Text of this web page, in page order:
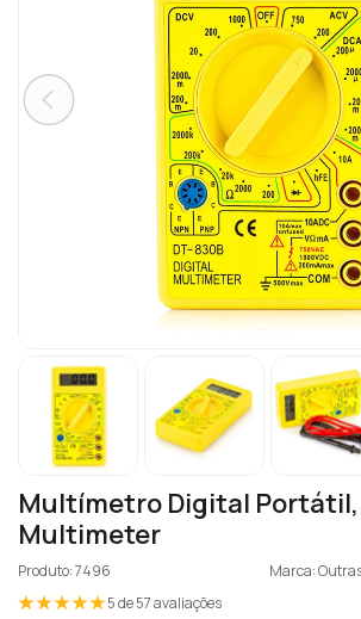
Multímetro Digital Portátil,
Multimeter
Produto: 7496
Marca:
5 de 57 avaliações